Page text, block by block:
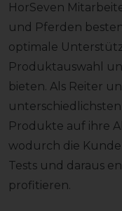
HorSeven
und Pferden
optimale
Produktauswahl
bieten. Als Reiter
Produkte auf ihre
wodurch die
Tests und daraus
profitieren.